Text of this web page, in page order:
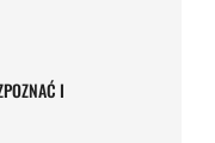
I